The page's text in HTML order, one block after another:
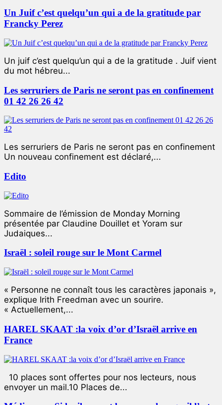
Un Juif c’est quelqu’un qui a de la gratitude par
Francky Perez
Un juif c’est quelqu’un qui a de la gratitude . Juif vient
du mot hébreu...
Les serruriers de Paris ne seront pas en confinement
01 42 26 26 42
Les serruriers de Paris ne seront pas en confinement
Un nouveau confinement est déclaré,...
Edito
Sommaire de l’émission de Monday Morning
présentée par Claudine Douillet et Yoram sur
Judaiques...
Israël : soleil rouge sur le Mont Carmel
« Personne ne connaît tous les caractères japonais »,
explique Irith Freedman avec un sourire.
« Actuellement,...
HAREL SKAAT :la voix d’or d’Israël arrive en
France
10 places sont offertes pour nos lecteurs, nous
envoyer un mail.10 Places de...